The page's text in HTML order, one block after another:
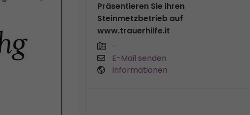
Präsentieren Sie ihren
Steinmetzbetrieb auf
www.trauerhilfe.it
-
E-Mail senden
Informationen